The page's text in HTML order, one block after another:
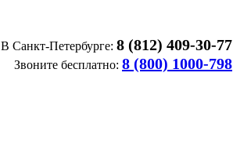
В Санкт-Петербурге: 8 (812) 409-30-77
Звоните бесплатно: 8 (800) 1000-798